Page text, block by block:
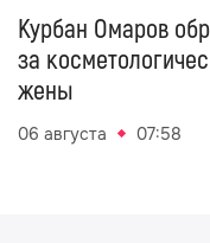
Курбан Омаров
за
жены
06 августа 07:58